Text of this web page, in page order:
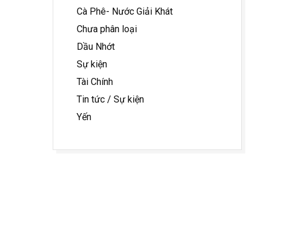
Cà Phê- Nước Giải Khát
Chưa phân loại
Dầu Nhớt
Sự kiện
Tài Chính
Tin tức / Sự kiện
Yến